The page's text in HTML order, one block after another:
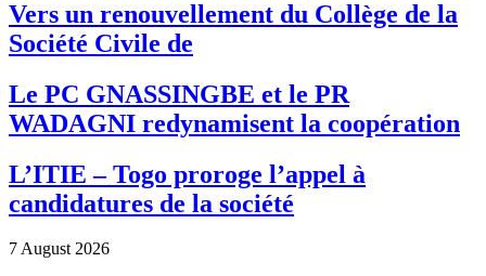
Vers un renouvellement du Collège de la
Société Civile de
Le PC GNASSINGBE et le PR
WADAGNI redynamisent la coopération
L’ITIE – Togo proroge l’appel à
candidatures de la société
7 August 2026